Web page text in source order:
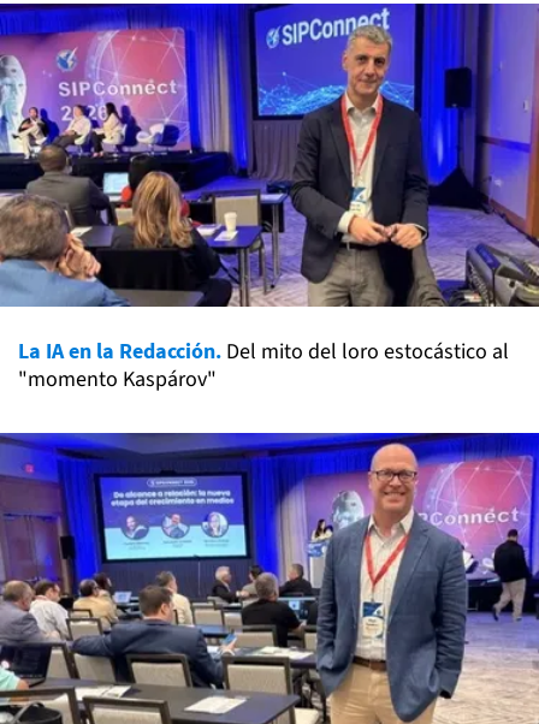
La IA en la Redacción. Del mito del loro estocástico al
"momento Kaspárov"